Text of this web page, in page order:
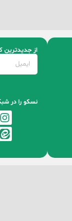
از جدیدترین
نسکو را در